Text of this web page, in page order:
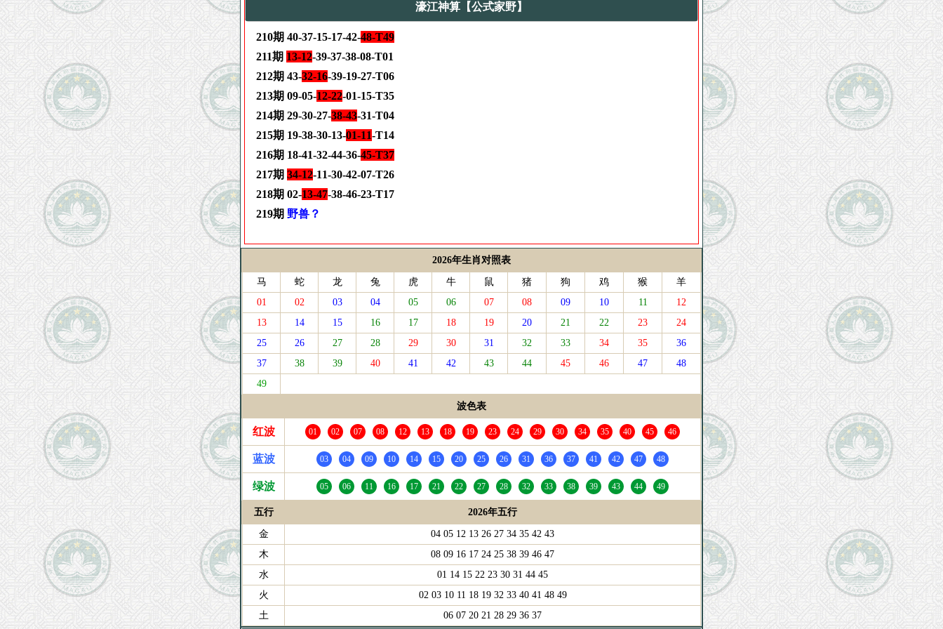
濠江神算【公式家野】
210期 40-37-15-17-42-48-T49
211期 13-12-39-37-38-08-T01
212期 43-32-16-39-19-27-T06
213期 09-05-12-22-01-15-T35
214期 29-30-27-38-43-31-T04
215期 19-38-30-13-01-11-T14
216期 18-41-32-44-36-45-T37
217期 34-12-11-30-42-07-T26
218期 02-13-47-38-46-23-T17
219期 野兽？
2026年生肖对照表
马 蛇 龙 兔 虎 牛 鼠 猪 狗 鸡 猴
羊
01
02 03 04 05 06 07 08 09 10 11
12
13
14 15 16 17 18 19 20 21 22 23
24
25
26 27 28 29 30 31 32 33 34 35
36
37
38 39 40 41 42 43 44 45 46 47
48
49
波色表
红波 01 02 07 08 12 13 18 19 23 24 29 30 34 35 40 45 46
蓝波 03 04 09 10 14 15 20 25 26 31 36 37 41 42 47 48
绿波 05 06 11 16 17 21 22 27 28 32 33 38 39 43 44 49
五行 2026年五行
金
04 05 12 13 26 27 34 35 42 43
木
08 09 16 17 24 25 38 39 46 47
水
01 14 15 22 23 30 31 44 45
火
02 03 10 11 18 19 32 33 40 41 48 49
土
06 07 20 21 28 29 36 37